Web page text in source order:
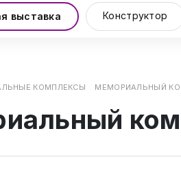
выставка Конструктор
КОМПЛЕКСЫ МЕМОРИАЛЬНЫЙ